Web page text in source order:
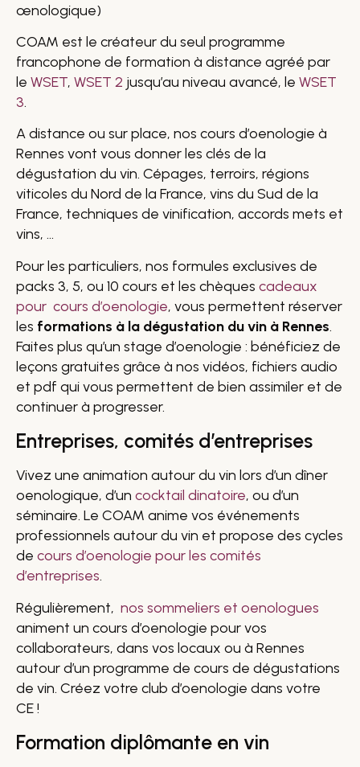
œnologique)
COAM est le créateur du seul programme
francophone de formation à distance agréé par
le WSET, WSET 2 jusqu’au niveau avancé, le WSET
3.
A distance ou sur place, nos cours d’oenologie à
Rennes vont vous donner les clés de la
dégustation du vin. Cépages, terroirs, régions
viticoles du Nord de la France, vins du Sud de la
France, techniques de vinification, accords mets et
vins, …
Pour les particuliers, nos formules exclusives de
packs 3, 5, ou 10 cours et les chèques cadeaux
pour cours d’oenologie, vous permettent réserver
les formations à la dégustation du vin à Rennes.
Faites plus qu’un stage d’oenologie : bénéficiez de
leçons gratuites grâce à nos vidéos, fichiers audio
et pdf qui vous permettent de bien assimiler et de
continuer à progresser.
Entreprises, comités d’entreprises
Vivez une animation autour du vin lors d’un dîner
oenologique, d’un cocktail dinatoire, ou d’un
séminaire. Le COAM anime vos événements
professionnels autour du vin et propose des cycles
de cours d’oenologie pour les comités
d’entreprises.
Régulièrement, nos sommeliers et oenologues
animent un cours d’oenologie pour vos
collaborateurs, dans vos locaux ou à Rennes
autour d’un programme de cours de dégustations
de vin. Créez votre club d’oenologie dans votre
CE !
Formation diplômante en vin